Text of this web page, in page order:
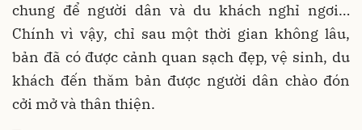
chung để người dân và du khách nghỉ ngơi…
Chính vì vậy, chỉ sau một thời gian không lâu,
bản đã có được cảnh quan sạch đẹp, vệ sinh, du
khách đến thăm bản được người dân chào đón
cởi mở và thân thiện.